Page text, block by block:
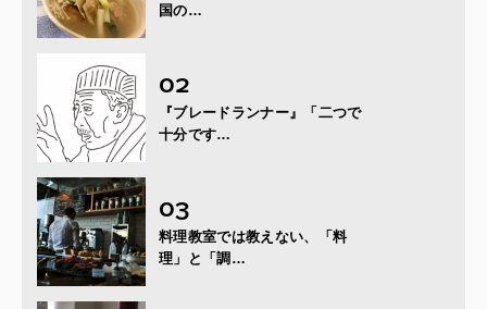
国の…
『ブレードランナー』「二つで
十分です…
料理教室では教えない、「料
理」と「調…